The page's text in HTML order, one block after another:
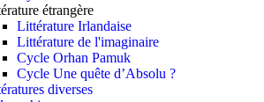
étrangère
Littérature Irlandaise
Littérature de l'imaginaire
Cycle Orhan Pamuk
Cycle Une quête d’Absolu ?
diverses